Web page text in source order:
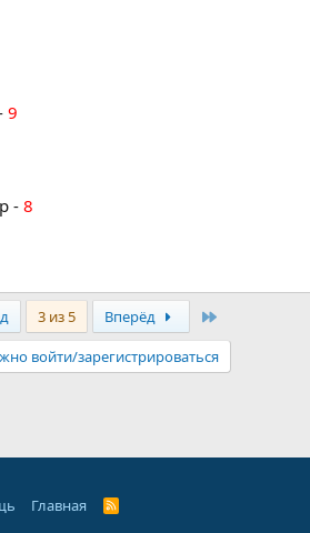
9
- 8
3 из 5 Вперёд
войти/зарегистрироваться
Главная
R